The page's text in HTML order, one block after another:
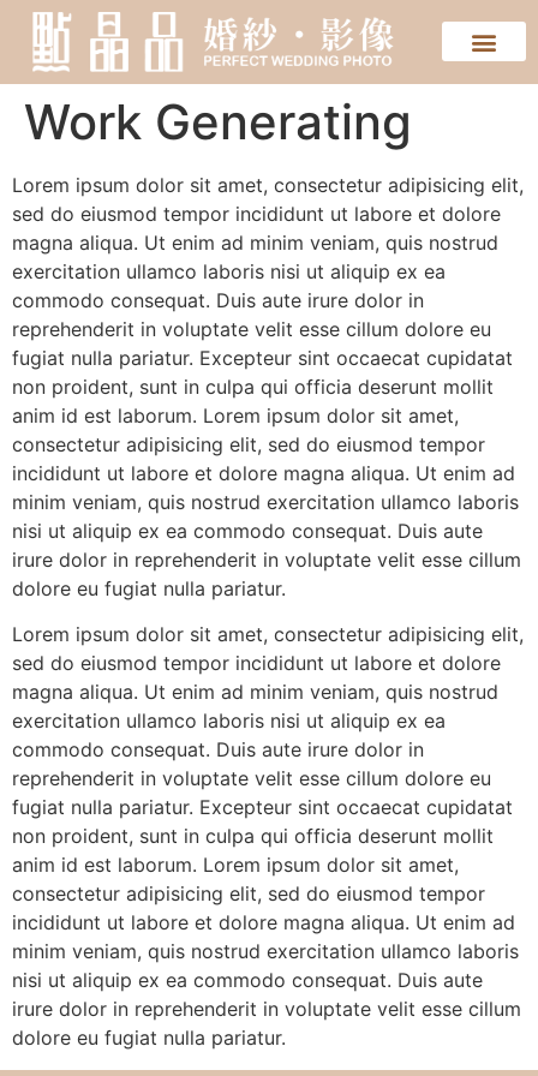
Work Generating
Lorem ipsum dolor sit amet, consectetur adipisicing elit,
sed do eiusmod tempor incididunt ut labore et dolore
magna aliqua. Ut enim ad minim veniam, quis nostrud
exercitation ullamco laboris nisi ut aliquip ex ea
commodo consequat. Duis aute irure dolor in
reprehenderit in voluptate velit esse cillum dolore eu
fugiat nulla pariatur. Excepteur sint occaecat cupidatat
non proident, sunt in culpa qui officia deserunt mollit
anim id est laborum. Lorem ipsum dolor sit amet,
consectetur adipisicing elit, sed do eiusmod tempor
incididunt ut labore et dolore magna aliqua. Ut enim ad
minim veniam, quis nostrud exercitation ullamco laboris
nisi ut aliquip ex ea commodo consequat. Duis aute
irure dolor in reprehenderit in voluptate velit esse cillum
dolore eu fugiat nulla pariatur.
Lorem ipsum dolor sit amet, consectetur adipisicing elit,
sed do eiusmod tempor incididunt ut labore et dolore
magna aliqua. Ut enim ad minim veniam, quis nostrud
exercitation ullamco laboris nisi ut aliquip ex ea
commodo consequat. Duis aute irure dolor in
reprehenderit in voluptate velit esse cillum dolore eu
fugiat nulla pariatur. Excepteur sint occaecat cupidatat
non proident, sunt in culpa qui officia deserunt mollit
anim id est laborum. Lorem ipsum dolor sit amet,
consectetur adipisicing elit, sed do eiusmod tempor
incididunt ut labore et dolore magna aliqua. Ut enim ad
minim veniam, quis nostrud exercitation ullamco laboris
nisi ut aliquip ex ea commodo consequat. Duis aute
irure dolor in reprehenderit in voluptate velit esse cillum
dolore eu fugiat nulla pariatur.